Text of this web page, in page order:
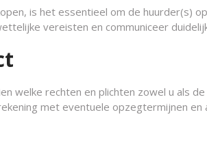
is het essentieel om de huurder(s)
vereisten en communiceer
welke rechten en plichten zowel u als
met eventuele opzegtermijnen en